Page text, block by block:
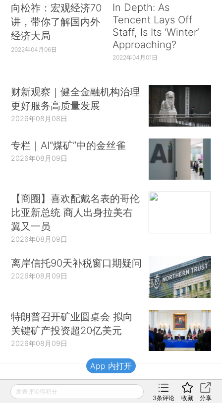
向松祚：宏观经济70
讲，带你了解国内外
经济大局
2022年04月06日
In Depth: As
Tencent Lays Off
Staff, Is Its ‘Winter’
Approaching?
2022年04月01日
财新观察｜健全金融机构治理
更好服务高质量发展
2026年08月08日
专栏｜AI“煤矿”中的金丝雀
2026年08月09日
【商圈】喜欢配戴名表的哥伦
比亚新总统 商人出身拉美右
翼又一员
2026年08月09日
离岸信托90天补税窗口期疑问
2026年08月09日
特朗普召开矿业圆桌会 拟向
关键矿产投资超20亿美元
2026年08月09日
财新移动
发表评论得积分
3条评论 收藏 分享
App 内打开